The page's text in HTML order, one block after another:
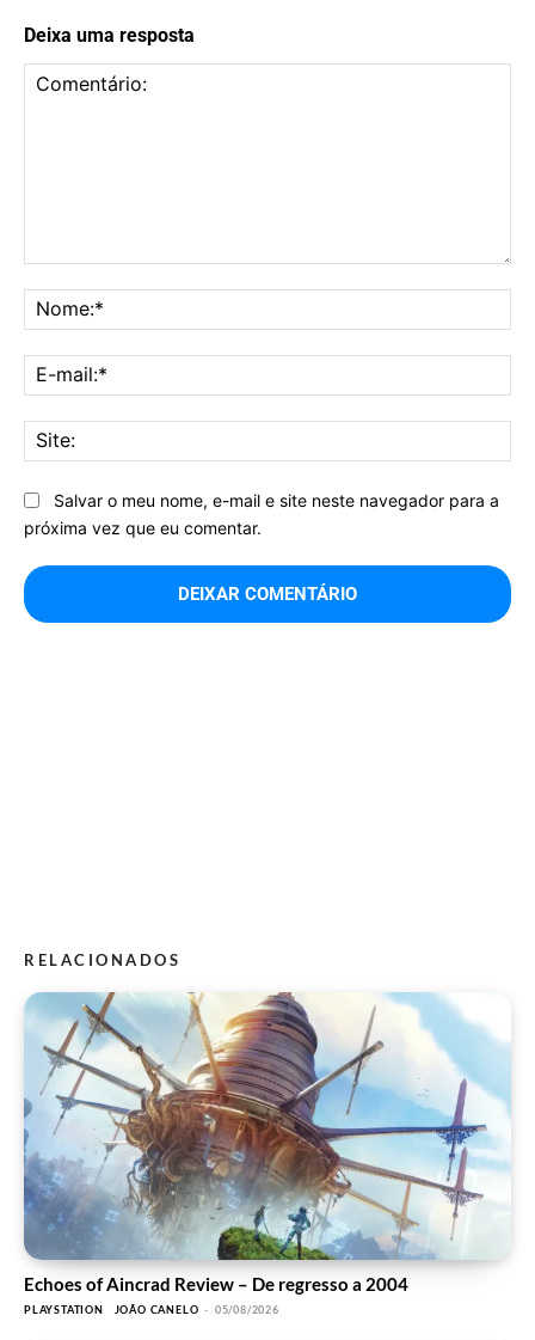
Deixa uma resposta
Salvar o meu nome, e-mail e site neste navegador para a
próxima vez que eu comentar.
RELACIONADOS
Echoes of Aincrad Review – De regresso a 2004
PLAYSTATION JOÃO CANELO - 05/08/2026